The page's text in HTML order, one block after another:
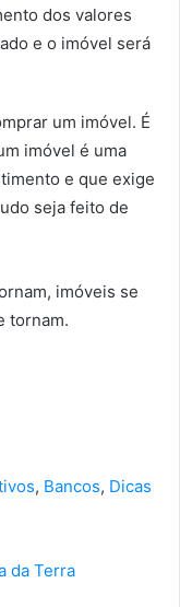
dos valores
e o imóvel será
um imóvel. É
imóvel é uma
e que exige
seja feito de
imóveis se
tornam.
, Bancos, Dicas
da Terra